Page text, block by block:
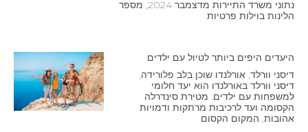
נתוני משרד התיירות מדצמבר 2024, מספר
הלינות בוילות פרטיות
היעדים היפים ביותר לטיול עם ילדים
דיסני וורלד, אורלנדו שוכן בלב פלורידה,
דיסני וורלד באורלנדו הוא יעד חלומי
למשפחות עם ילדים. מטירת סינדרלה
הקסומה ועד לרכיבות מרתקות ודמויות
אהובות, המקום הקסום